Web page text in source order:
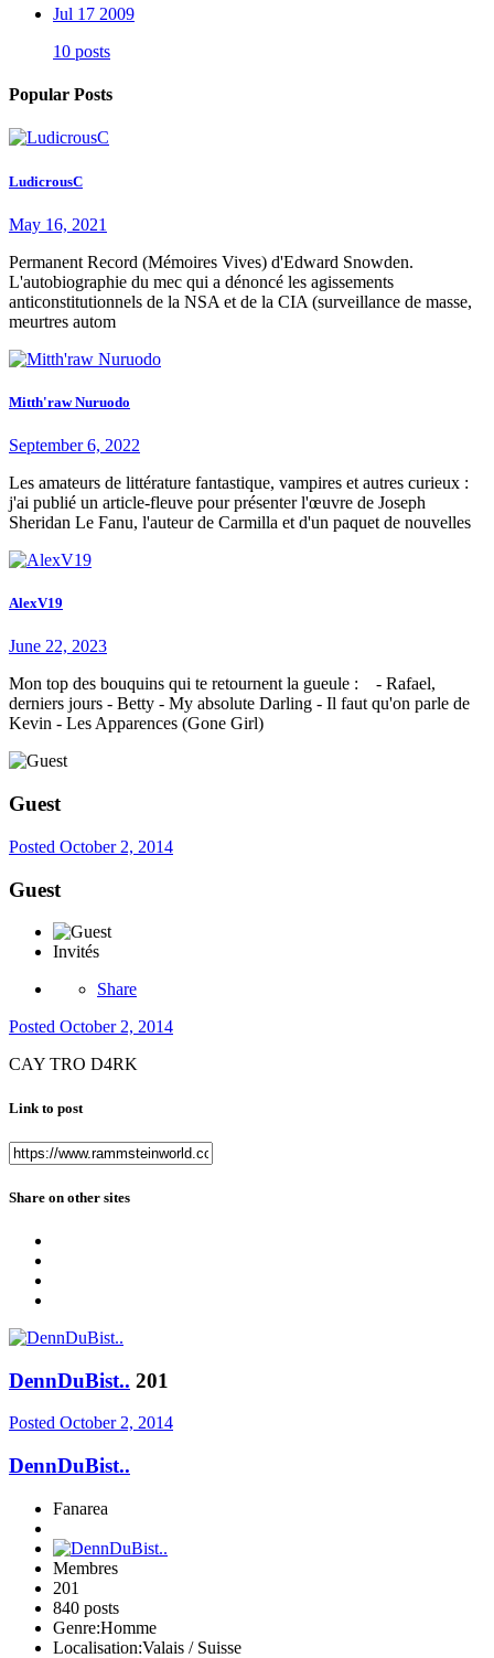
Jul 17 2009
10 posts
Popular Posts
LudicrousC
May 16, 2021
Permanent Record (Mémoires Vives) d'Edward Snowden.
L'autobiographie du mec qui a dénoncé les agissements
anticonstitutionnels de la NSA et de la CIA (surveillance de masse,
meurtres autom
Mitth'raw Nuruodo
September 6, 2022
Les amateurs de littérature fantastique, vampires et autres curieux :
j'ai publié un article-fleuve pour présenter l'œuvre de Joseph
Sheridan Le Fanu, l'auteur de Carmilla et d'un paquet de nouvelles
AlexV19
June 22, 2023
Mon top des bouquins qui te retournent la gueule : - Rafael,
derniers jours - Betty - My absolute Darling - Il faut qu'on parle de
Kevin - Les Apparences (Gone Girl)
Guest
Posted October 2, 2014
Guest
Invités
Share
Posted October 2, 2014
CAY TRO D4RK
Link to post
Share on other sites
DennDuBist.. 201
Posted October 2, 2014
DennDuBist..
Fanarea
Membres
201
840 posts
Genre:Homme
Localisation:Valais / Suisse